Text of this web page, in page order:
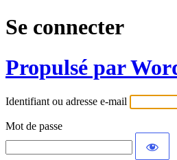
Se connecter
Propulsé par
Identifiant ou adresse e-mail
Mot de passe